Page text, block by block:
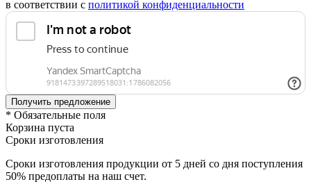
в соответствии с политикой конфиденциальности
* Обязательные поля
Корзина пуста
Сроки изготовления
Сроки изготовления продукции от 5 дней со дня поступления
50% предоплаты на наш счет.